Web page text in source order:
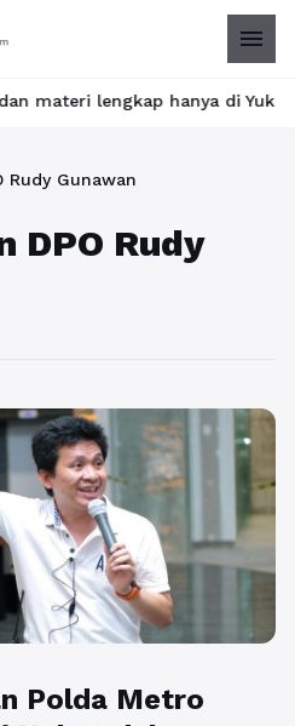
menu
lengkap hanya di
Rudy Gunawan
DPO Rudy
Polda Metro